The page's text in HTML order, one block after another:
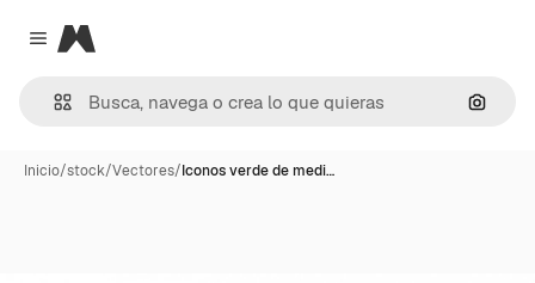
Close menu
Magnific
Inicio/stock/Vectores/Iconos verde de medi…